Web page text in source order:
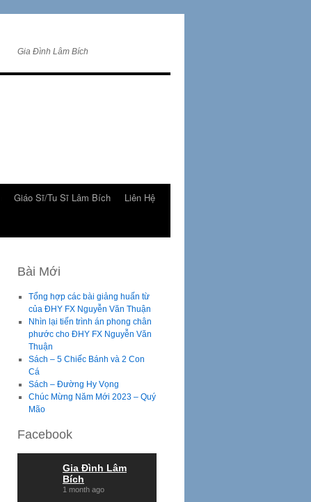
Gia Đình Lâm Bích
Giáo Sĩ/Tu Sĩ Lâm Bích
Liên Hệ
Bài Mới
Tổng hợp các bài giảng huấn từ
của ĐHY FX Nguyễn Văn Thuận
Nhìn lại tiến trình án phong chân
phước cho ĐHY FX Nguyễn Văn
Thuận
Sách – 5 Chiếc Bánh và 2 Con
Cá
Sách – Đường Hy Vọng
Chúc Mừng Năm Mới 2023 – Quý
Mão
Facebook
Gia Đình Lâm
Bích
1 month ago